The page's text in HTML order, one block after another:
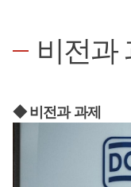
비전과
◆ 비전과 과제